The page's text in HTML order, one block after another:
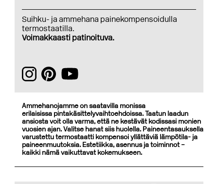
Suihku- ja ammehana painekompensoidulla
termostaatilla.
Voimakkaasti patinoituva.
Ammehanojamme on saatavilla monissa
erilaisissa pintakäsittelyvaihtoehdoissa. Taatun laadun
ansiosta voit olla varma, että ne kestävät kodissasi monien
vuosien ajan. Valitse hanat siis huolella. Paineentasauksella
varustettu termostaatti kompensoi yllättäviä lämpötila- ja
paineenmuutoksia. Estetiikka, asennus ja toiminnot –
kaikki nämä vaikuttavat kokemukseen.